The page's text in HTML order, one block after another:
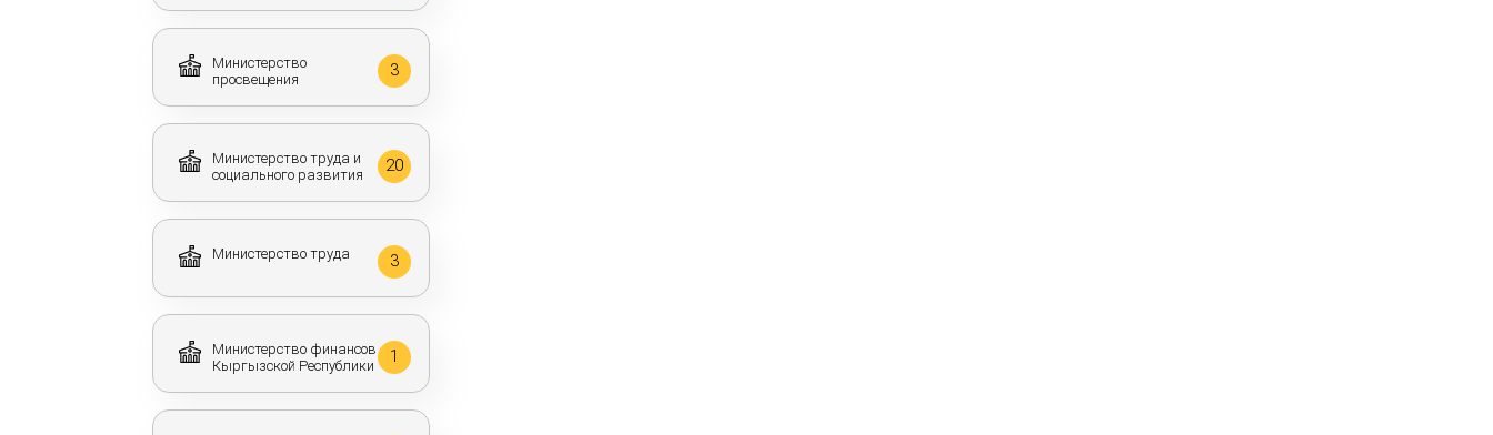
Министерство
просвещения
3
Министерство труда и
социального развития
20
Министерство труда 3
Министерство финансов
Кыргызской Республики
1